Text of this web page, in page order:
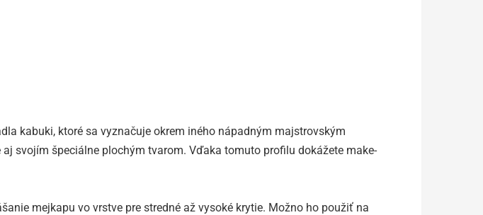
kabuki, ktoré sa vyznačuje okrem iného nápadným majstrovským
svojím špeciálne plochým tvarom. Vďaka tomuto profilu dokážete make-
mejkapu vo vrstve pre stredné až vysoké krytie. Možno ho použiť na